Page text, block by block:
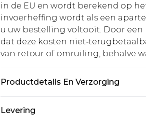
in de EU en wordt berekend op
invoerheffing wordt als een
u uw bestelling voltooit. Door
dat deze kosten
van retour of omruiling, behalve
Productdetails En Verzorging
Model draagt maat 10, ongeveer.
Levering